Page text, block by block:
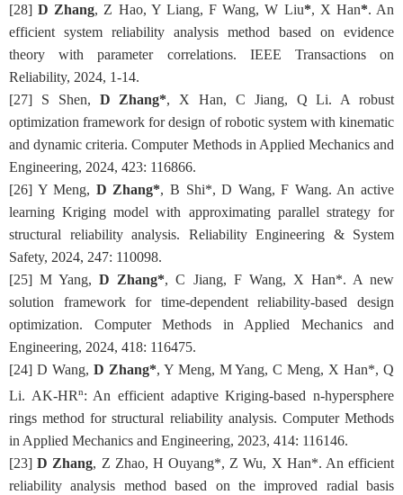
[28] D Zhang, Z Hao, Y Liang,F Wang, W Liu*, X Han*. An
efficient system reliability analysis method based on evidence
theorywithparameter correlations. IEEE Transactions on
Reliability, 2024, 1-14.
[27] S Shen, D Zhang*, X Han, C Jiang, Q Li. A robust
optimization framework for design of robotic system with kinematic
and dynamic criteria. Computer Methods in Applied Mechanics and
Engineering, 2024, 423: 116866.
[26] Y Meng, D Zhang*, B Shi*,D Wang, F Wang. An active
learning Kriging model with approximating parallel strategy for
structural reliability analysis. Reliability Engineering & System
Safety, 2024, 247: 110098.
[25] M Yang,D Zhang*, C Jiang, F Wang, X Han*. A new
solution framework for time-dependent reliability-based design
optimization. Computer Methods in Applied Mechanics and
Engineering, 2024, 418: 116475.
[24] D Wang, D Zhang*, Y Meng, M Yang, C Meng, X Han*, Q
Li. AK-HRn: An efficient adaptive Kriging-based n-hypersphere
rings method for structural reliability analysis. Computer Methods
in Applied Mechanics and Engineering, 2023, 414: 116146.
[23] D Zhang, Z Zhao, H Ouyang*, Z Wu, X Han*. An efficient
reliability analysis method based on the improved radial basis